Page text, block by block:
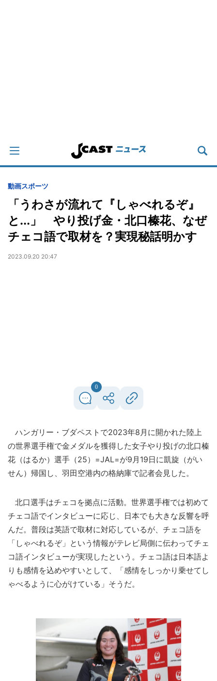
動画スポーツ
「うわさが流れて『しゃべれるぞ』
と...」 やり投げ金・北口榛花、なぜ
チェコ語で取材を？実現秘話明かす
2023.09.20 20:47
0
ハンガリー・ブダペストで2023年8月に開かれた陸上
の世界選手権で金メダルを獲得した女子やり投げの北口榛
花（はるか）選手（25）=JAL=が9月19日に凱旋（がい
せん）帰国し、羽田空港内の格納庫で記者会見した。
北口選手はチェコを拠点に活動。世界選手権では初めて
チェコ語でインタビューに応じ、日本でも大きな反響を呼
んだ。普段は英語で取材に対応しているが、チェコ語を
「しゃべれるぞ」という情報がテレビ局側に伝わってチェ
コ語インタビューが実現したという。チェコ語は日本語よ
りも感情を込めやすいとして、「感情をしっかり乗せてし
ゃべるように心がけている」そうだ。